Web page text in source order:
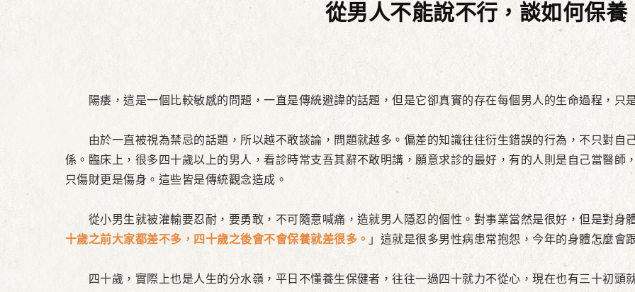
從男人不能說不行，談如何保養
陽痿，這是一個比較敏感的問題，一直是傳統避諱的話題，但是它卻真實的存在每個男人的生命過程，只
由於一直被視為禁忌的話題，所以越不敢談論，問題就越多。偏差的知識往往衍生錯誤的行為，不只對自
係。臨床上，很多四十歲以上的男人，看診時常支吾其辭不敢明講，願意求診的最好，有的人則是自己當醫師
只傷財更是傷身。這些皆是傳統觀念造成。
從小男生就被灌輸要忍耐，要勇敢，不可隨意喊痛，造就男人隱忍的個性。對事業當然是很好，但是對身
十歲之前大家都差不多，四十歲之後會不會保養就差很多。 」這就是很多男性病患常抱怨，今年的身體怎麼會
四十歲，實際上也是人生的分水嶺，平日不懂養生保健者，往往一過四十就力不從心，現在也有三十初頭